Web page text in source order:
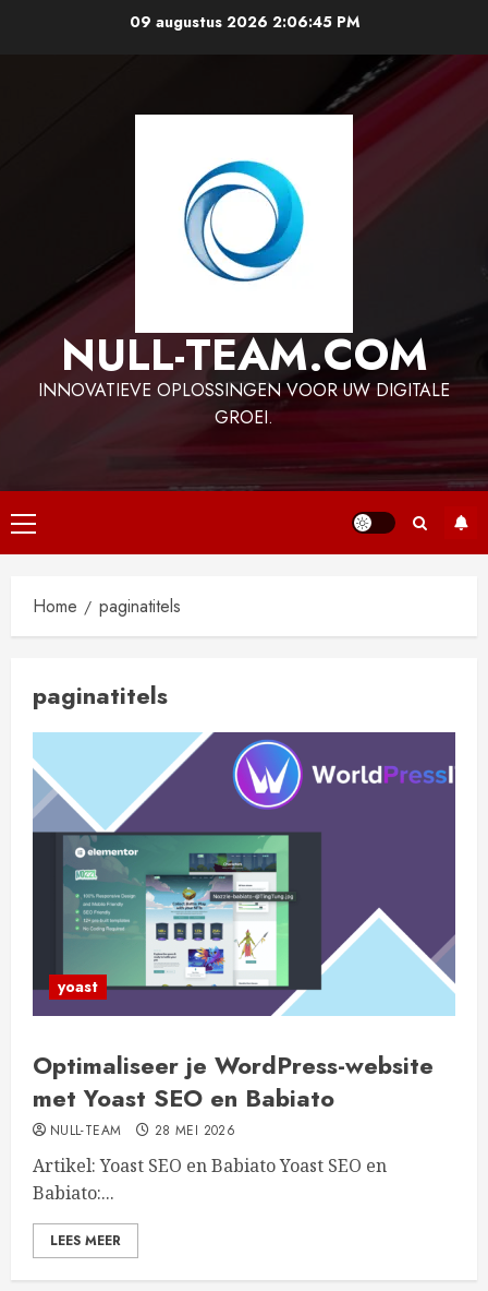
09 augustus 2026 2:06:46 PM
NULL-TEAM.COM
INNOVATIEVE OPLOSSINGEN VOOR UW DIGITALE
GROEI.
Primair
menu
Home paginatitels
paginatitels
yoast
Optimaliseer je WordPress-website
met Yoast SEO en Babiato
NULL-TEAM 28 MEI 2026
Artikel: Yoast SEO en Babiato Yoast SEO en
Babiato:...
LEES MEER